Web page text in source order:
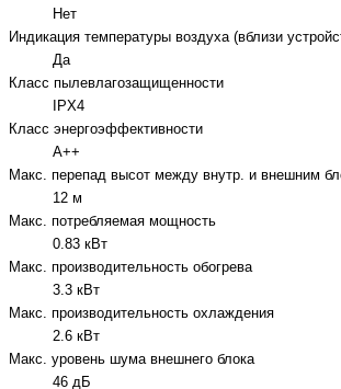
Нет
Индикация температуры воздуха (вблизи
Да
Класс пылевлагозащищенности
IPX4
Класс энергоэффективности
A++
Макс. перепад высот между внутр. и внешним
12 м
Макс. потребляемая мощность
0.83 кВт
Макс. производительность обогрева
3.3 кВт
Макс. производительность охлаждения
2.6 кВт
Макс. уровень шума внешнего блока
46 дБ